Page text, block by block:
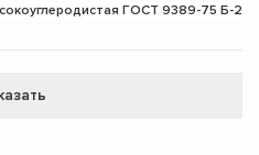
ГОСТ 9389-75 Б-2